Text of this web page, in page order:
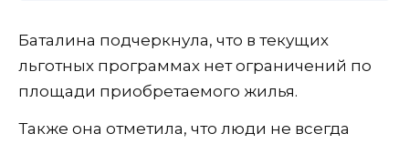
Баталина подчеркнула, что в текущих
льготных программах нет ограничений по
площади приобретаемого жилья.
Также она отметила, что люди не всегда